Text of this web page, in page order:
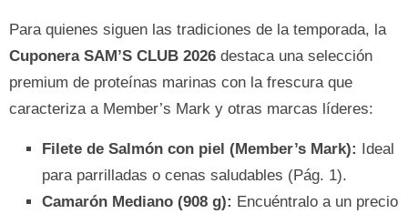
Para quienes siguen las tradiciones de la temporada, la
Cuponera SAM’S CLUB 2026 destaca una selección
premium de proteínas marinas con la frescura que
caracteriza a Member’s Mark y otras marcas líderes:
Filete de Salmón con piel (Member’s Mark): Ideal
para parrilladas o cenas saludables (Pág. 1).
Camarón Mediano (908 g): Encuéntralo a un precio